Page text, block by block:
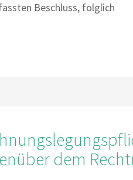
Beschluss, folglich
dem